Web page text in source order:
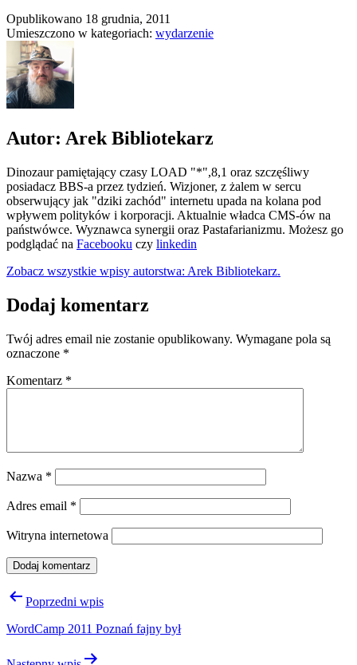
Opublikowano 18 grudnia, 2011
Umieszczono w kategoriach: wydarzenie
Autor: Arek Bibliotekarz
Dinozaur pamiętający czasy LOAD "*",8,1 oraz szczęśliwy
posiadacz BBS-a przez tydzień. Wizjoner, z żalem w sercu
obserwujący jak "dziki zachód" internetu upada na kolana pod
wpływem polityków i korporacji. Aktualnie władca CMS-ów na
państwówce. Wyznawca synergii oraz Pastafarianizmu. Możesz go
podglądać na Facebooku czy linkedin
Zobacz wszystkie wpisy autorstwa: Arek Bibliotekarz.
Dodaj komentarz
Twój adres email nie zostanie opublikowany. Wymagane pola są
oznaczone *
Komentarz *
Nazwa *
Adres email *
Witryna internetowa
Nawigacja
Poprzedni wpis
WordCamp 2011 Poznań fajny był